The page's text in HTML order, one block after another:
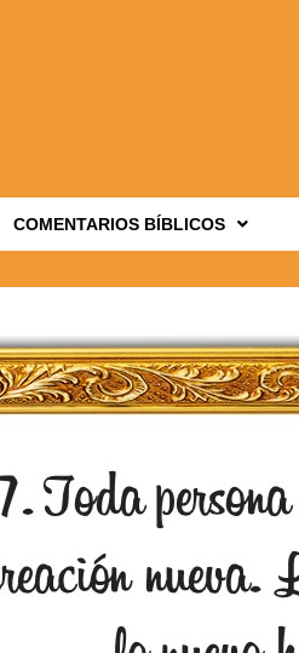
COMENTARIOS BÍBLICOS